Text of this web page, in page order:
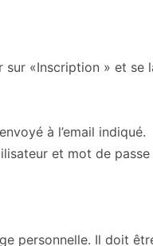
«Inscription » et se
à l’email indiqué.
et mot de
personnelle. Il doit